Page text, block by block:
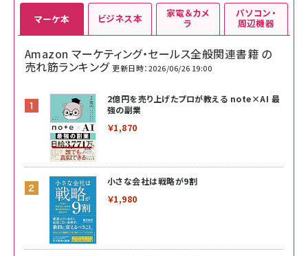
マーケ本
Amazon マーケティング・セールス全般関連書籍 の
売れ筋ランキング 更新日時：2026/06/26 19:00
2億円を売り上げたプロが教える note×AI 最
強の副業
￥1,870
小さな会社は戦略が9割
￥1,980
ビジネス本 家電＆カメ
ラ
パソコン・
周辺機器